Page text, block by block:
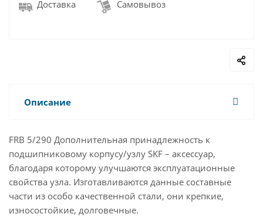
Доставка Самовывоз
Описание
FRB 5/290 Дополнительная принадлежность к
подшипниковому корпусу/узлу SKF – аксессуар,
благодаря которому улучшаются эксплуатационные
свойства узла. Изготавливаются данные составные
части из особо качественной стали, они крепкие,
износостойкие, долговечные.